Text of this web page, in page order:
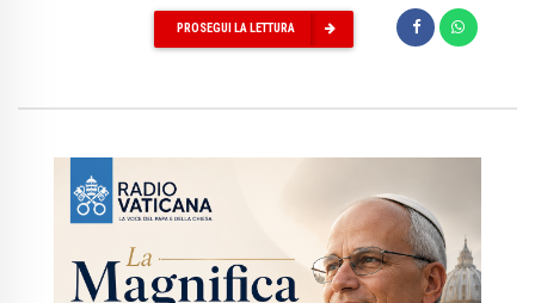
PROSEGUI LA LETTURA